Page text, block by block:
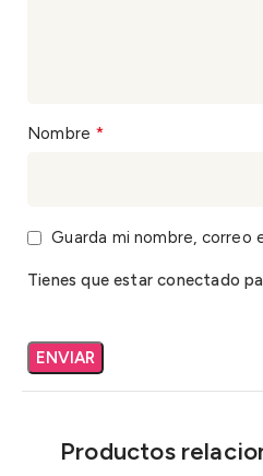
Nombre *
Guarda mi nombre, correo
Tienes que estar conectado
Productos